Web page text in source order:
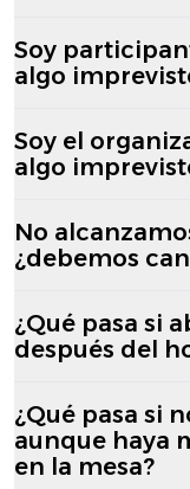
Soy
algo
Soy el
algo
No
¿debemos
¿Qué pasa si
después del
¿Qué pasa si
aunque haya
en la mesa?